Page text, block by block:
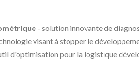
- solution innovante de
visant à stopper le
d'optimisation pour la logistique